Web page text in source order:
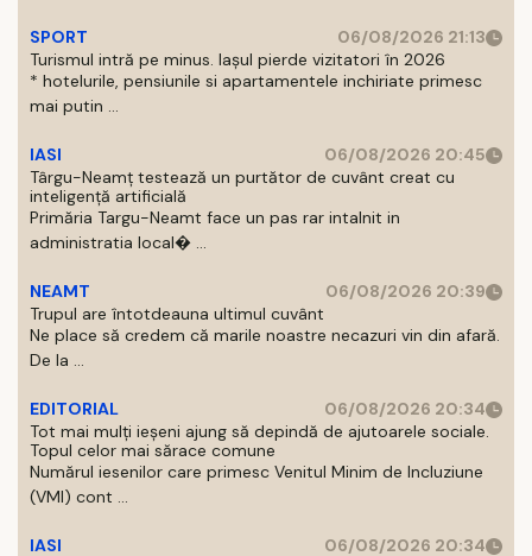
SPORT
06/08/2026 21:13
Turismul intră pe minus. Iașul pierde vizitatori în 2026
* hotelurile, pensiunile si apartamentele inchiriate primesc
mai putin ...
IASI
06/08/2026 20:45
Târgu-Neamț testează un purtător de cuvânt creat cu
inteligență artificială
Primăria Targu-Neamt face un pas rar intalnit in
administratia local� ...
NEAMT
06/08/2026 20:39
Trupul are întotdeauna ultimul cuvânt
Ne place să credem că marile noastre necazuri vin din afară.
De la ...
EDITORIAL
06/08/2026 20:34
Tot mai mulți ieșeni ajung să depindă de ajutoarele sociale.
Topul celor mai sărace comune
Numărul iesenilor care primesc Venitul Minim de Incluziune
(VMI) cont ...
IASI
06/08/2026 20:34